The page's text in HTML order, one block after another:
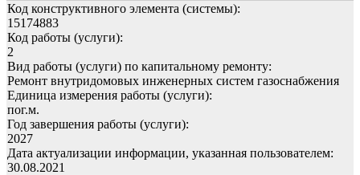
Код конструктивного элемента (системы):
15174883
Код работы (услуги):
2
Вид работы (услуги) по капитальному ремонту:
Ремонт внутридомовых инженерных систем газоснабжения
Единица измерения работы (услуги):
пог.м.
Год завершения работы (услуги):
2027
Дата актуализации информации, указанная пользователем:
30.08.2021